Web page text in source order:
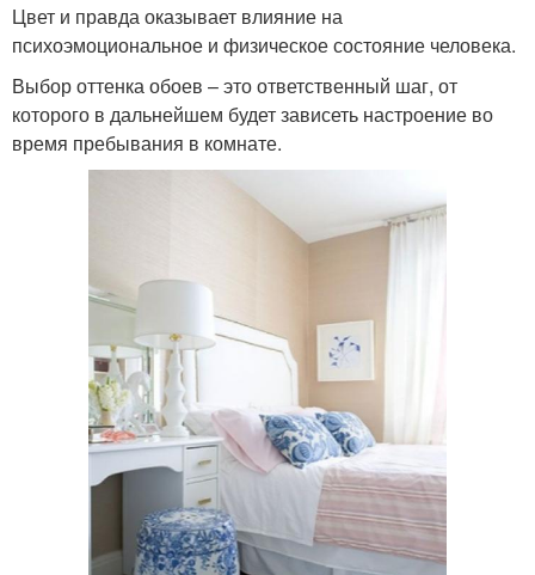
Цвет и правда оказывает влияние на
психоэмоциональное и физическое состояние человека.
Выбор оттенка обоев – это ответственный шаг, от
которого в дальнейшем будет зависеть настроение во
время пребывания в комнате.